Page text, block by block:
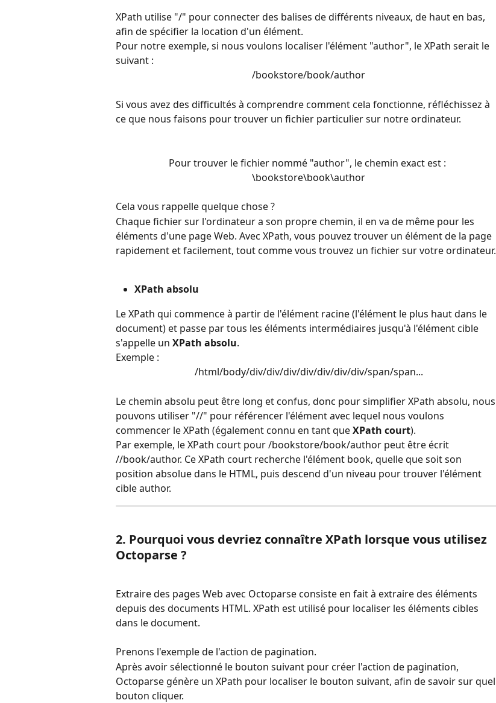
XPath utilise "/" pour connecter des balises de différents niveaux, de haut en bas,
afin de spécifier la location d'un élément.
Pour notre exemple, si nous voulons localiser l'élément "author", le XPath serait le
suivant :
/bookstore/book/author
Si vous avez des difficultés à comprendre comment cela fonctionne, réfléchissez à
ce que nous faisons pour trouver un fichier particulier sur notre ordinateur.
Pour trouver le fichier nommé "author", le chemin exact est :
\bookstore\book\author
Cela vous rappelle quelque chose ?
Chaque fichier sur l'ordinateur a son propre chemin, il en va de même pour les
éléments d'une page Web. Avec XPath, vous pouvez trouver un élément de la page
rapidement et facilement, tout comme vous trouvez un fichier sur votre ordinateur.
XPath absolu
Le XPath qui commence à partir de l'élément racine (l'élément le plus haut dans le
document) et passe par tous les éléments intermédiaires jusqu'à l'élément cible
s'appelle un XPath absolu.
Exemple :
/html/body/div/div/div/div/div/div/div/span/span...
Le chemin absolu peut être long et confus, donc pour simplifier XPath absolu, nous
pouvons utiliser "//" pour référencer l'élément avec lequel nous voulons
commencer le XPath (également connu en tant que XPath court).
Par exemple, le XPath court pour /bookstore/book/author peut être écrit
//book/author. Ce XPath court recherche l'élément book, quelle que soit son
position absolue dans le HTML, puis descend d'un niveau pour trouver l'élément
cible author.
2. Pourquoi vous devriez connaître XPath lorsque vous utilisez
Octoparse ?
Extraire des pages Web avec Octoparse consiste en fait à extraire des éléments
depuis des documents HTML. XPath est utilisé pour localiser les éléments cibles
dans le document.
Prenons l'exemple de l'action de pagination.
Après avoir sélectionné le bouton suivant pour créer l'action de pagination,
Octoparse génère un XPath pour localiser le bouton suivant, afin de savoir sur quel
bouton cliquer.